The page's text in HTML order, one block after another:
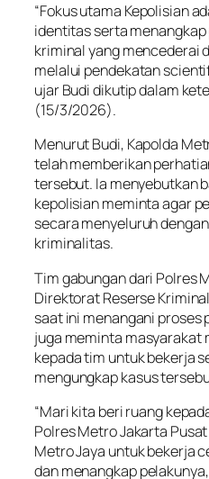
“Fokus utama Kepolisian
identitas serta menangkap
kriminal yang mencederai
melalui pendekatan
ujar Budi dikutip dalam
(15/3/2026).
Menurut Budi, Kapolda
telah memberikan
tersebut. Ia menyebutkan
kepolisian meminta agar
secara menyeluruh
kriminalitas.
Tim gabungan dari Polres
Direktorat Reserse
saat ini menangani proses
juga meminta masyarakat
kepada tim untuk bekerja
mengungkap kasus
“Mari kita beri ruang
Polres Metro Jakarta
Metro Jaya untuk bekerja
dan menangkap